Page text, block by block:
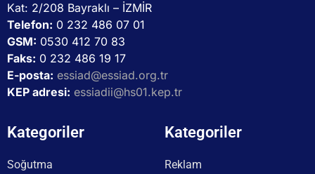
Kat: 2/208 Bayraklı – İZMİR
Telefon: 0 232 486 07 01
GSM: 0530 412 70 83
Faks: 0 232 486 19 17
E-posta: essiad@essiad.org.tr
KEP adresi: essiadii@hs01.kep.tr
Kategoriler
Soğutma
Kategoriler
Reklam